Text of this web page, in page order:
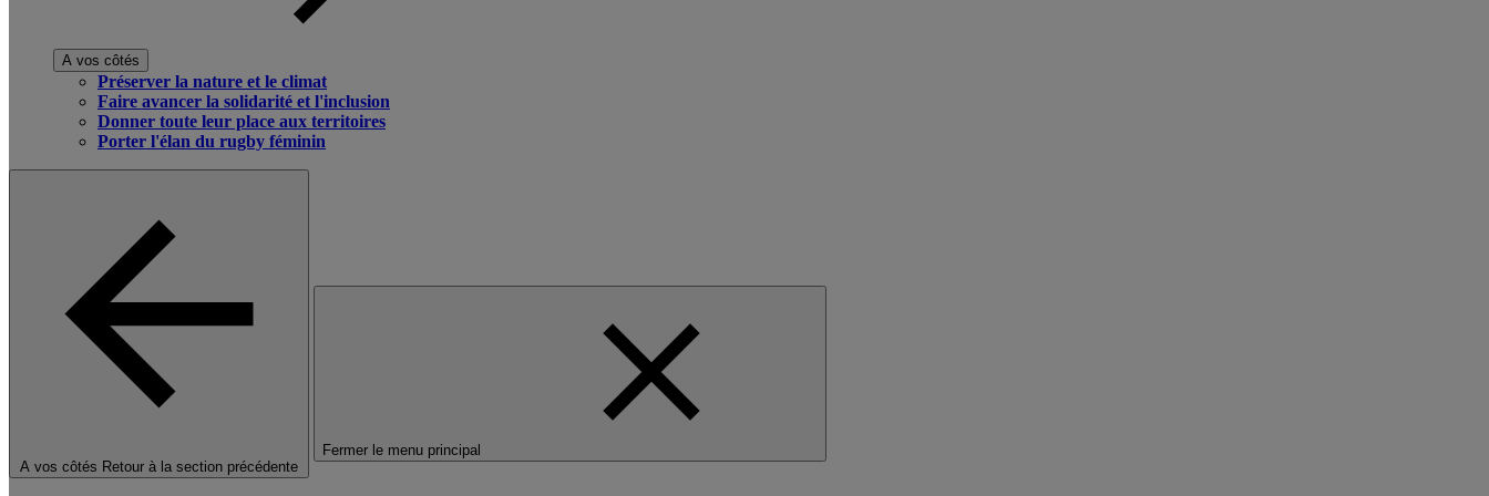
A vos côtés
Préserver la nature et le climat
Faire avancer la solidarité et l'inclusion
Donner toute leur place aux territoires
Porter l'élan du rugby féminin
A vos côtés Retour à la section précédente
Fermer le menu principal